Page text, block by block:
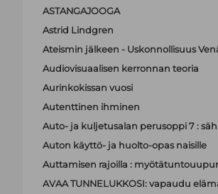
ASTANGAJOOGA
Astrid Lindgren
Ateismin jälkeen - Uskonnollisuus
Audiovisuaalisen kerronnan teoria
Aurinkokissan vuosi
Autenttinen ihminen
Auto- ja kuljetusalan perusoppi 7 :
Auton käyttö- ja huolto-opas naisille
Auttamisen rajoilla :
AVAA TUNNELUKKOSI: vapaudu